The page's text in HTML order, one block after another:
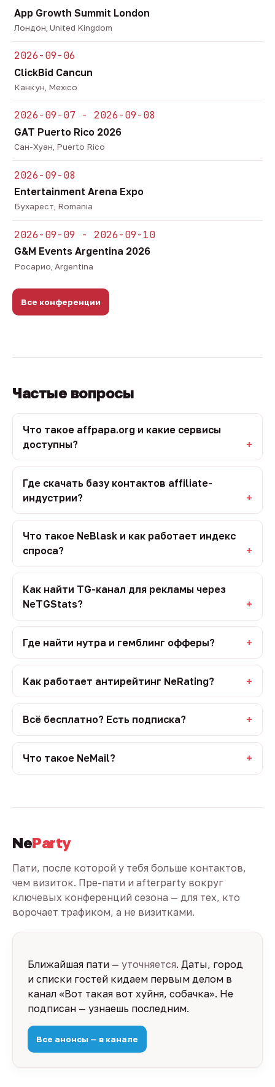
App Growth Summit London
Лондон, United Kingdom
2026-09-06
ClickBid Cancun
Канкун, Mexico
2026-09-07 - 2026-09-08
GAT Puerto Rico 2026
Сан-Хуан, Puerto Rico
2026-09-08
Entertainment Arena Expo
Бухарест, Romania
2026-09-09 - 2026-09-10
G&M Events Argentina 2026
Росарио, Argentina
Все конференции
Частые вопросы
Что такое affpapa.org и какие сервисы
доступны?
Где скачать базу контактов affiliate-
индустрии?
Что такое NeBlask и как работает индекс
спроса?
Как найти TG-канал для рекламы через
NeTGStats?
Где найти нутра и гемблинг офферы?
Как работает антирейтинг NeRating?
Всё бесплатно? Есть подписка?
Что такое NeMail?
NeParty
Пати, после которой у тебя больше контактов,
чем визиток. Пре-пати и afterparty вокруг
ключевых конференций сезона — для тех, кто
ворочает трафиком, а не визитками.
Ближайшая пати — уточняется. Даты, город
и списки гостей кидаем первым делом в
канал «Вот такая вот хуйня, собачка». Не
подписан — узнаешь последним.
Все анонсы — в канале